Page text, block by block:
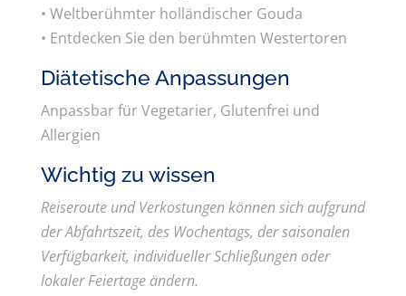
• Weltberühmter holländischer Gouda
• Entdecken Sie den berühmten Westertoren
Diätetische Anpassungen
Anpassbar für Vegetarier, Glutenfrei und
Allergien
Wichtig zu wissen
Reiseroute und Verkostungen können sich aufgrund
der Abfahrtszeit, des Wochentags, der saisonalen
Verfügbarkeit, individueller Schließungen oder
lokaler Feiertage ändern.